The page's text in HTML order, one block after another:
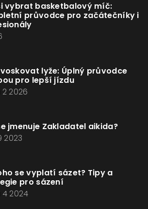
vybrat basketbalový míč:
průvodce pro začátečníky i
lyže: Úplný průvodce
pro lepší jízdu
2 2026
jmenuje Zakladatel aikida?
2023
se vyplatí sázet? Tipy a
pro sázení
4 2024